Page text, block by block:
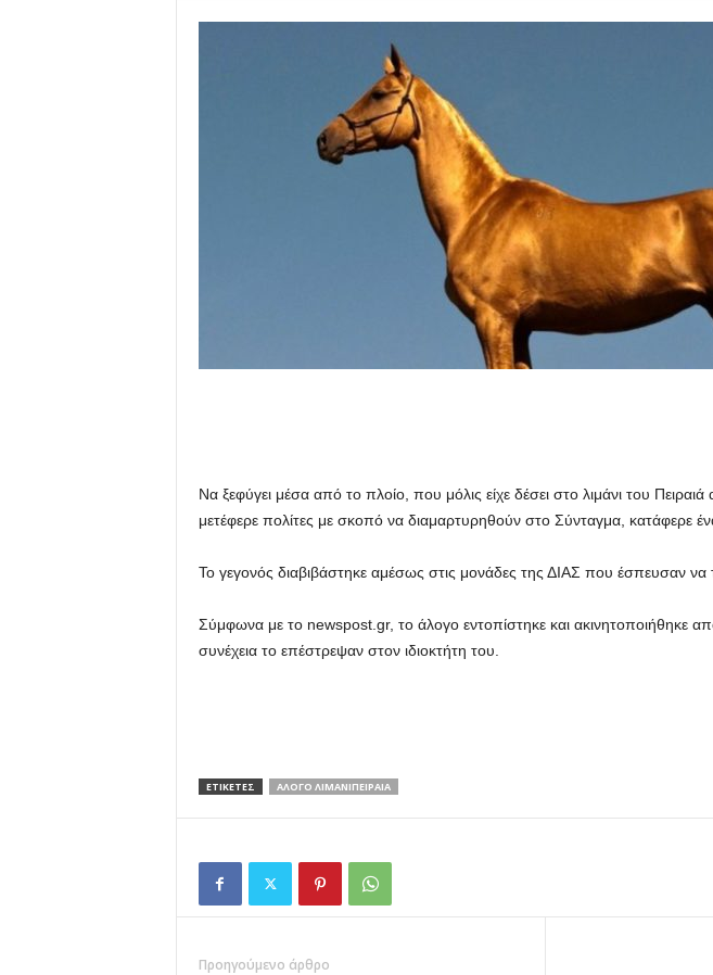
Να ξεφύγει μέσα από το πλοίο, που μόλις είχε δέσει στο λιμάνι του
μετέφερε πολίτες με σκοπό να διαμαρτυρηθούν στο Σύνταγμα, κατάφερε
Το γεγονός διαβιβάστηκε αμέσως στις μονάδες της ΔΙΑΣ που έσπευσαν να
Σύμφωνα με το newspost.gr, το άλογο εντοπίστηκε και ακινητοποιήθηκε
συνέχεια το επέστρεψαν στον ιδιοκτήτη του.
ΕΤΙΚΕΤΕΣ ΑΛΟΓΟ ΛΙΜΑΝΙΠΕΙΡΑΙΑ
Προηγούμενο άρθρο